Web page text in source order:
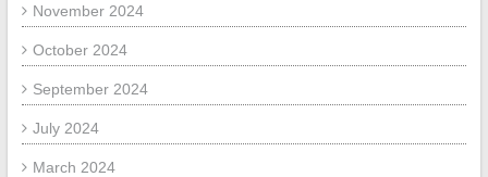
November 2024
October 2024
September 2024
July 2024
March 2024